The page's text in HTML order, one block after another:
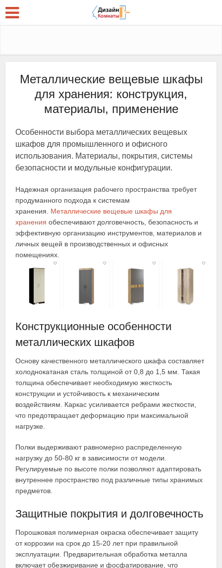
Металлические вещевые шкафы
для хранения: конструкция,
материалы, применение
Особенности выбора металлических вещевых
шкафов для промышленного и офисного
использования. Материалы, покрытия, системы
безопасности и модульные конфигурации.
Надежная организация рабочего пространства требует
продуманного подхода к системам
хранения. Металлические вещевые шкафы для
хранения обеспечивают долговечность, безопасность и
эффективную организацию инструментов, материалов и
личных вещей в производственных и офисных
помещениях.
Конструкционные особенности
металлических шкафов
Основу качественного металлического шкафа составляет
холоднокатаная сталь толщиной от 0,8 до 1,5 мм. Такая
толщина обеспечивает необходимую жесткость
конструкции и устойчивость к механическим
воздействиям. Каркас усиливается ребрами жесткости,
что предотвращает деформацию при максимальной
нагрузке.
Полки выдерживают равномерно распределенную
нагрузку до 50-80 кг в зависимости от модели.
Регулируемые по высоте полки позволяют адаптировать
внутреннее пространство под различные типы хранимых
предметов.
Защитные покрытия и долговечность
Порошковая полимерная окраска обеспечивает защиту
от коррозии на срок до 15-20 лет при правильной
эксплуатации. Предварительная обработка металла
включает обезжиривание и фосфатирование, что